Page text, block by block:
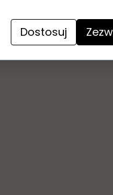
FIOLETOWE
ART .
Dostosuj